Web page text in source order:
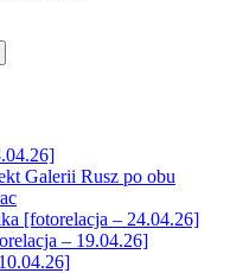
Galerii Rusz po obu
[fotorelacja – 24.04.26]
– 19.04.26]